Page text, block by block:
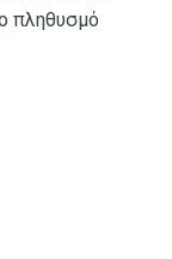
πληθυσμό